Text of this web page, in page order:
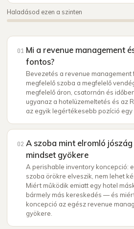
Haladásod ezen a szinten
01 Mi a revenue management
fontos?
Bevezetés a revenue management
megfelelő szoba a megfelelő
megfelelő áron, csatornán és
ugyanaz a hotelüzemeltetés és az
az egyik legértékesebb pozíció egy
02 A szoba mint elromló
mindset gyökere
A perishable inventory koncepció:
szoba örökre elveszik, nem lehet
Miért működik emiatt egy hotel
bármely más kereskedés — és
koncepció az egész revenue
gyökere.